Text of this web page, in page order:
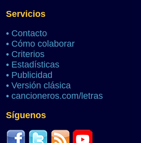
Servicios
• Contacto
• Cómo colaborar
• Criterios
• Estadísticas
• Publicidad
• Versión clásica
• cancioneros.com/letras
Síguenos